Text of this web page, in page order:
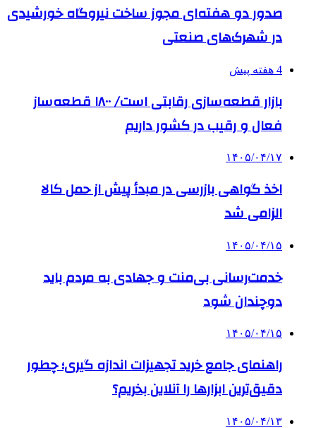
صدور دو هفته‌ای مجوز ساخت نیروگاه خورشیدی
در شهرک‌های صنعتی
4 هفته پیش
بازار قطعه‌سازی رقابتی است/ ۱۸۰۰ قطعه‌ساز
فعال و رقیب در کشور داریم
۱۴۰۵/۰۴/۱۷
اخذ گواهی بازرسی در مبدأ پیش از حمل کالا
الزامی شد
۱۴۰۵/۰۴/۱۵
خدمت‌رسانی بی‌منت و جهادی به مردم باید
دوچندان شود
۱۴۰۵/۰۴/۱۵
راهنمای جامع خرید تجهیزات اندازه گیری؛ چطور
دقیق‌ترین ابزارها را آنلاین بخریم؟
۱۴۰۵/۰۴/۱۳